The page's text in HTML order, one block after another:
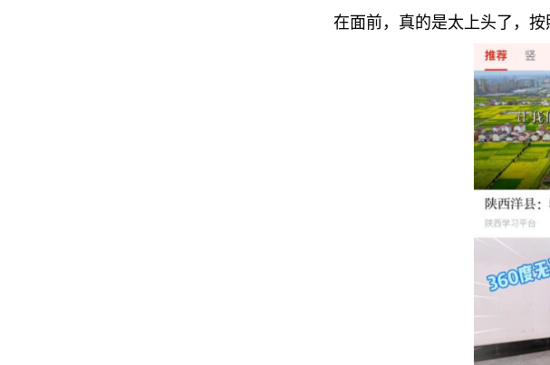
在面前，真的是太上头了，